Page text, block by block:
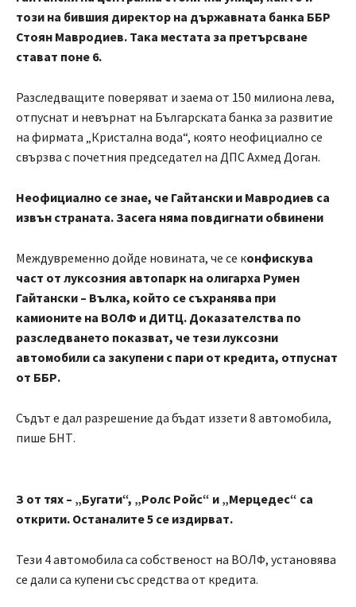
този на бившия директор на държавната банка ББР
Стоян Мавродиев. Така местата за претърсване
стават поне 6.
Разследващите поверяват и заема от 150 милиона лева,
отпуснат и невърнат на Българската банка за развитие
на фирмата „Кристална вода“, която неофициално се
свързва с почетния председател на ДПС Ахмед Доган.
Неофициално се знае, че Гайтански и Мавродиев са
извън страната. Засега няма повдигнати обвинени
Междувременно дойде новината, че се конфискува
част от луксозния автопарк на олигарха Румен
Гайтански – Вълка, който се съхранява при
камионите на ВОЛФ и ДИТЦ. Доказателства по
разследването показват, че тези луксозни
автомобили са закупени с пари от кредита, отпуснат
от ББР.
Съдът е дал разрешение да бъдат иззети 8 автомобила,
пише БНТ.
З от тях – „Бугати“, „Ролс Ройс“ и „Мерцедес“ са
открити. Останалите 5 се издирват.
Тези 4 автомобила са собственост на ВОЛФ, установява
се дали са купени със средства от кредита.